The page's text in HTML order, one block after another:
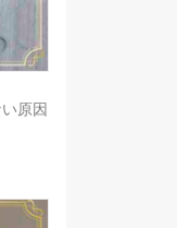
原因